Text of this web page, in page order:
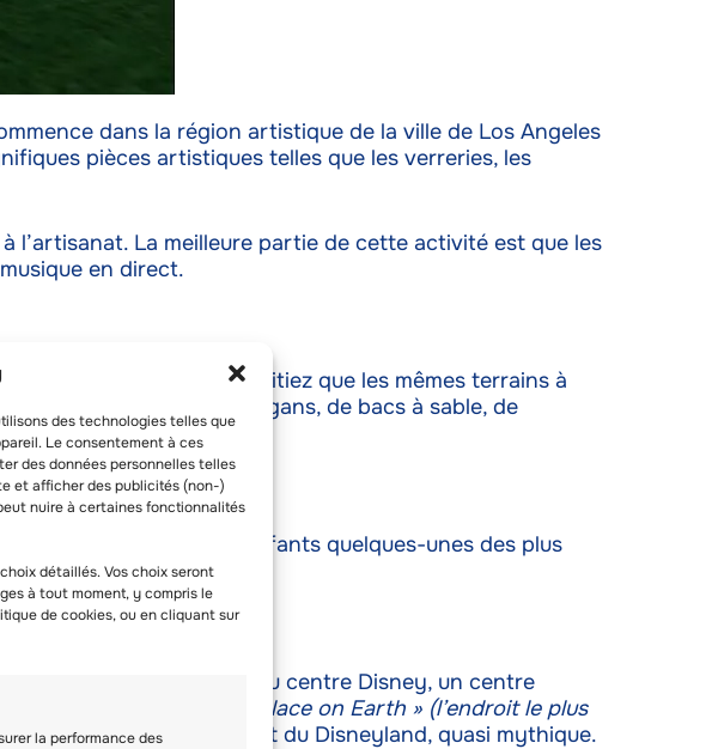
des technologies telles que
Le consentement à ces
des données personnelles telles
et afficher des publicités (non-)
nuire à certaines fonctionnalités
détaillés. Vos choix seront
à tout moment, y compris le
de cookies, ou en cliquant sur
la performance des
dans la région artistique de la ville de Los Angeles
pièces artistiques telles que les verreries, les
l’artisanat. La meilleure partie de cette activité est que les
en direct.
pour que vous ne visitiez que les mêmes terrains à
Qu’il s’agisse de toboggans, de bacs à sable, de
peuvent offrir à leurs enfants quelques-unes des plus
de manèges et du centre Disney, un centre
nom de
« The Happiest Place on Earth » (l’endroit le plus
récemment rénové, et du Disneyland, quasi mythique.